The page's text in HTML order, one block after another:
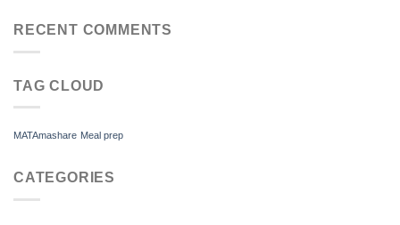
bean
หวาน
RECENT COMMENTS
TAG CLOUD
MATAmashare Meal prep
CATEGORIES